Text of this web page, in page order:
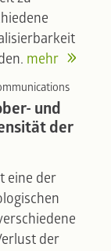
mehr
und
der
eine der
der